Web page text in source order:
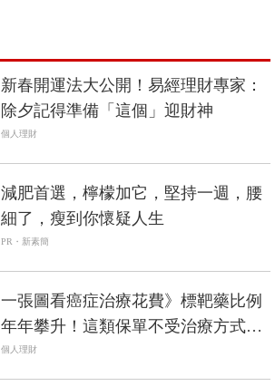
新春開運法大公開！易經理財專家：
除夕記得準備「這個」迎財神
個人理財
減肥首選，檸檬加它，堅持一週，腰
細了，瘦到你懷疑人生
PR・新素簡
一張圖看癌症治療花費》標靶藥比例
年年攀升！這類保單不受治療方式限
制，一次理賠
個人理財